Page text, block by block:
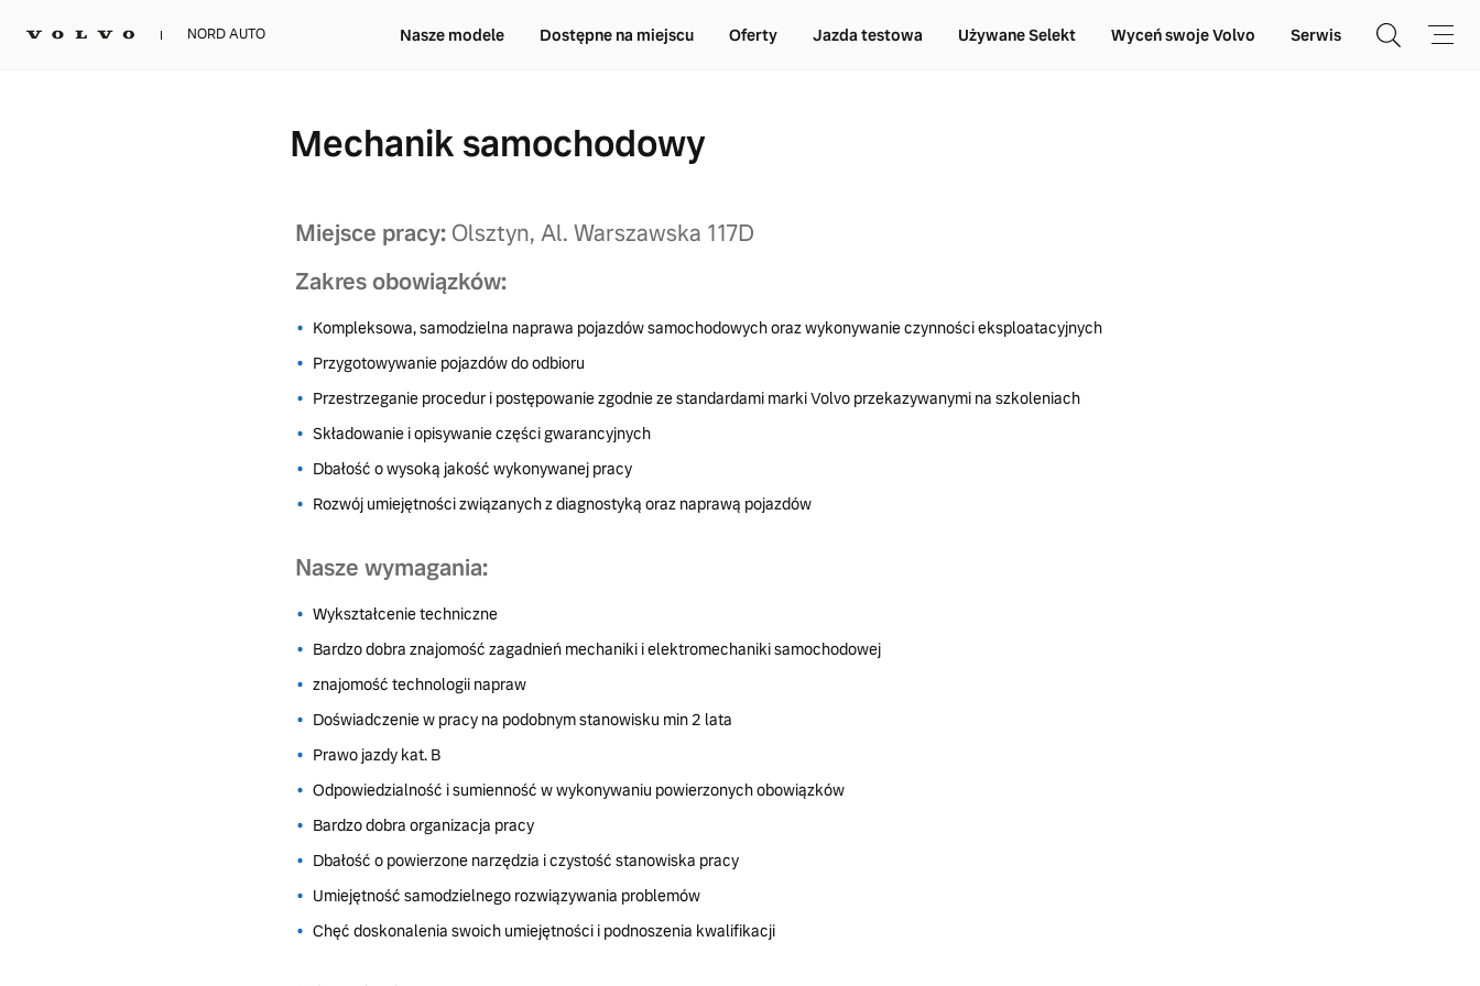
NORD AUTO Nasze modele Dostępne na miejscu Oferty Jazda testowa Używane Selekt Wyceń swoje Volvo Serwis
Mechanik samochodowy
Miejsce pracy: Olsztyn, Al. Warszawska 117D
Zakres obowiązków:
Kompleksowa, samodzielna naprawa pojazdów samochodowych oraz wykonywanie czynności eksploatacyjnych
Przygotowywanie pojazdów do odbioru
Przestrzeganie procedur i postępowanie zgodnie ze standardami marki Volvo przekazywanymi na szkoleniach
Składowanie i opisywanie części gwarancyjnych
Dbałość o wysoką jakość wykonywanej pracy
Rozwój umiejętności związanych z diagnostyką oraz naprawą pojazdów
Nasze wymagania:
Wykształcenie techniczne
Bardzo dobra znajomość zagadnień mechaniki i elektromechaniki samochodowej
znajomość technologii napraw
Doświadczenie w pracy na podobnym stanowisku min 2 lata
Prawo jazdy kat. B
Odpowiedzialność i sumienność w wykonywaniu powierzonych obowiązków
Bardzo dobra organizacja pracy
Dbałość o powierzone narzędzia i czystość stanowiska pracy
Umiejętność samodzielnego rozwiązywania problemów
Chęć doskonalenia swoich umiejętności i podnoszenia kwalifikacji